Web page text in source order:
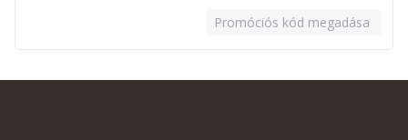
Promóciós kód megadása